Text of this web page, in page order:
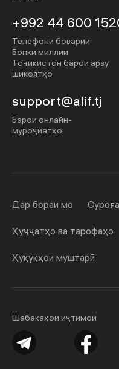
+992 44 600
Телефони боварии
Бонки миллии
Тоҷикистон барои арзу
шикоятҳо
support@alif.tj
Барои онлайн-
муроҷиатҳо
Шабакаҳои иҷтимоӣ
Дар бораи мо
Ҳуҷҷатҳо ва тарофаҳо
Ҳуқуқҳои муштарӣ